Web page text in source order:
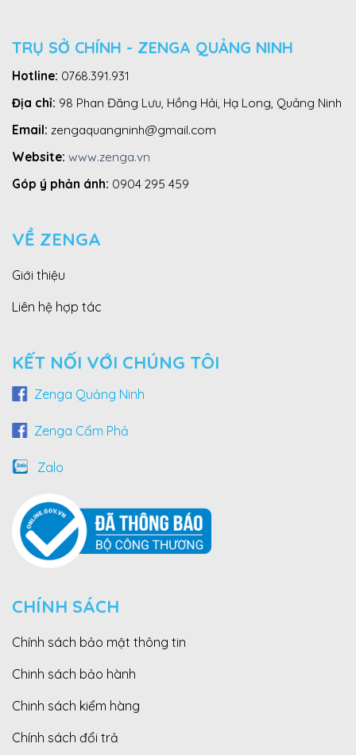
TRỤ SỞ CHÍNH - ZENGA QUẢNG NINH
Hotline: 0768.391.931
Địa chỉ: 98 Phan Đăng Lưu, Hồng Hải, Hạ Long, Quảng Ninh
Email: zengaquangninh@gmail.com
Website: www.zenga.vn
Góp ý phản ánh: 0904 295 459
VỀ ZENGA
Giới thiệu
Liên hệ hợp tác
KẾT NỐI VỚI CHÚNG TÔI
Zenga Quảng Ninh
Zenga Cẩm Phả
Zalo
CHÍNH SÁCH
Chính sách bảo mật thông tin
Chinh sách bảo hành
Chinh sách kiểm hàng
Chính sách đổi trả